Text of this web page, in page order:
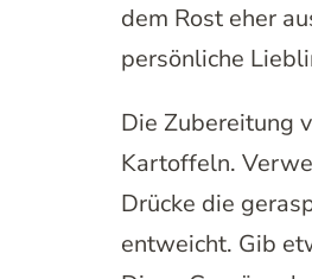
dem Rost eher
persönliche
Die Zubereitung
Kartoffeln.
Drücke die
entweicht. Gib